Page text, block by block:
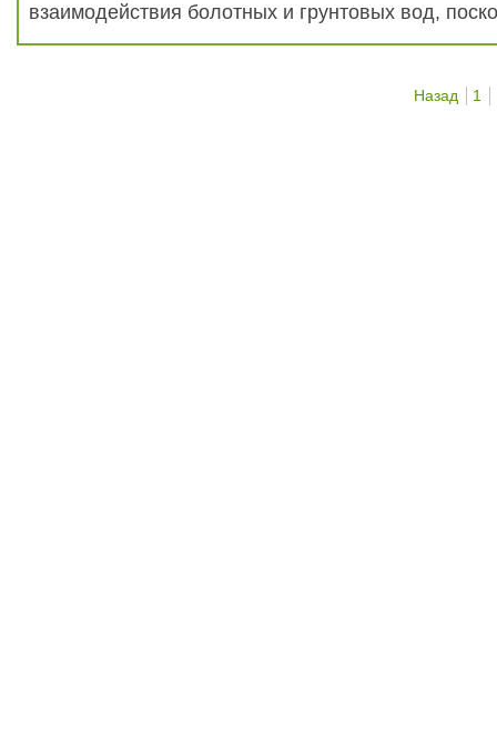
взаимодействия болотных и грунтовых вод,
Назад 1